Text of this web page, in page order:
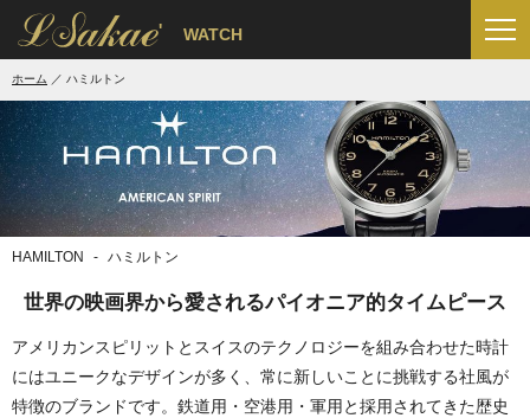
' WATCH
ホーム ハミルトン
HAMILTON ハミルトン
世界の映画界から愛されるパイオニア的タイムピース
アメリカンスピリットとスイスのテクノロジーを組み合わせた時計
にはユニークなデザインが多く、常に新しいことに挑戦する社風が
特徴のブランドです。鉄道用・空港用・軍用と採用されてきた歴史